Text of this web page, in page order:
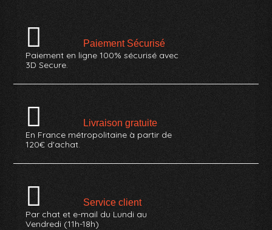
Paiement Sécurisé
Paiement en ligne 100% sécurisé avec
3D Secure.
Livraison gratuite
En France métropolitaine à partir de
120€ d'achat.
Service client
Par chat et e-mail du Lundi au
Vendredi (11h-18h)